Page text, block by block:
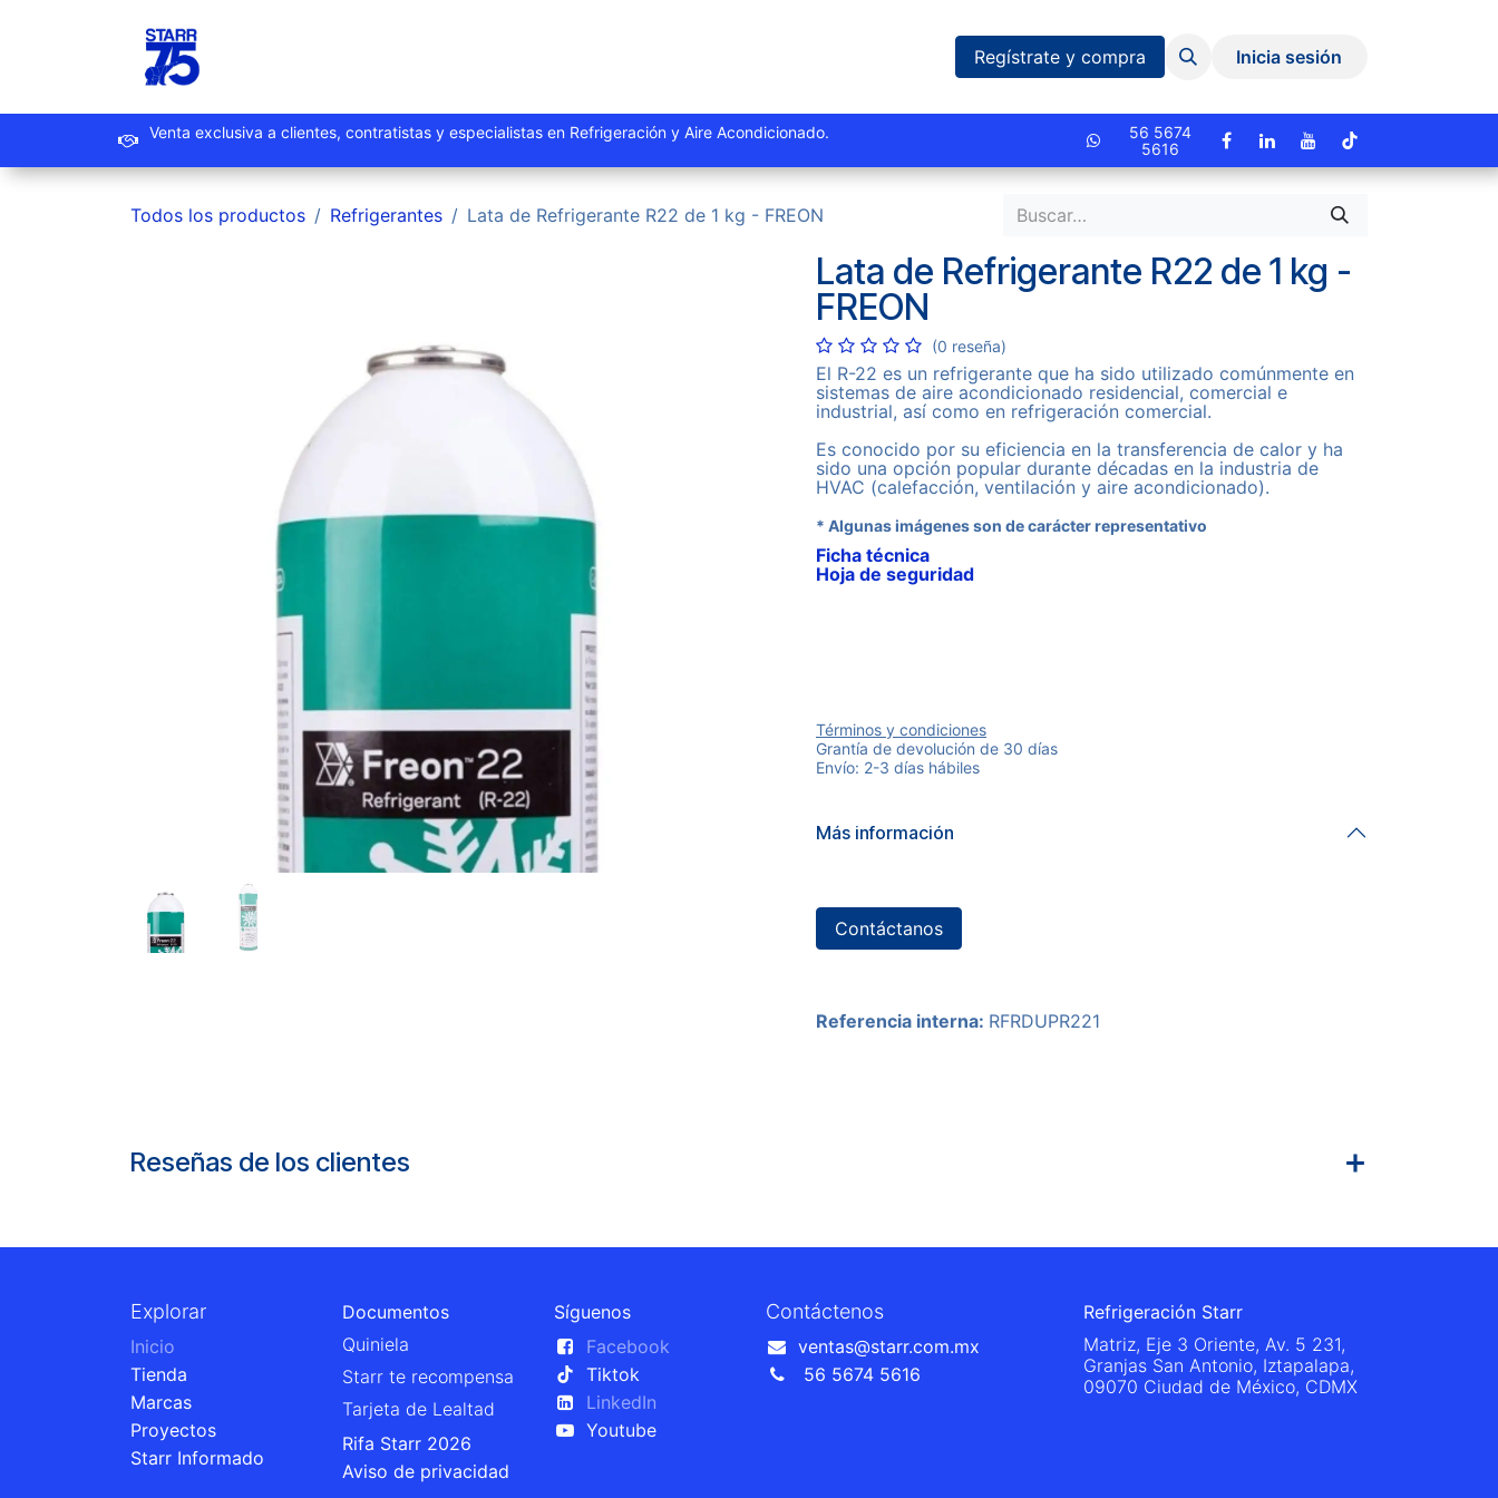
Sucursales Eventos y Capacitaciones Quiniela
Regístrate y compra Inicia sesión
Venta exclusiva a clientes, contratistas y especialistas en Refrigeración y Aire Acondicionado.
56 5674
5616
Todos los productos Refrigerantes Lata de Refrigerante R22 de 1 kg - FREON
Lata de Refrigerante R22 de 1 kg -
FREON
(0 reseña)
El R-22 es un refrigerante que ha sido utilizado comúnmente en
sistemas de aire acondicionado residencial, comercial e
industrial, así como en refrigeración comercial.
Es conocido por su eficiencia en la transferencia de calor y ha
sido una opción popular durante décadas en la industria de
HVAC (calefacción, ventilación y aire acondicionado).
* Algunas imágenes son de carácter representativo
Ficha técnica
Hoja de seguridad
Términos y condiciones
Grantía de devolución de 30 días
Envío: 2-3 días hábiles
Más información
Contáctanos
Referencia interna: RFRDUPR221
Reseñas de los clientes
Explorar
Inicio
Tienda
Marcas
Proyectos
Starr Informado
Documentos
Quiniela
Starr te recompensa
Tarjeta de Lealtad
Rifa Starr 2026
Aviso de privacidad
Síguenos
Facebook
Tiktok
LinkedIn
Youtube
Contáctenos
ventas@starr.com.mx
56 5674 5616
Refrigeración Starr
Matriz, Eje 3 Oriente, Av. 5 231,
Granjas San Antonio, Iztapalapa,
09070 Ciudad de México, CDMX